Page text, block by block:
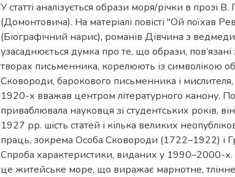
У статті аналізується образи моря/річки в прозі В.
(Домонтовича). На матеріалі повісті "Ой поїхав
(Біографічний нарис), романів Дівчина з
узасаднюється думка про те, що образи,
творах письменника, корелюють із символікою
Сковороди, барокового письменника і
1920-х вважав центром літературного канону.
приваблювала науковця зі студентських років,
1927 рр. шість статей і кілька великих
праць, зокрема Особа Сковороди (1722–1922) і
Спроба характеристики, виданих у 1990–2000-
це житейське море, що виражає марнотне,